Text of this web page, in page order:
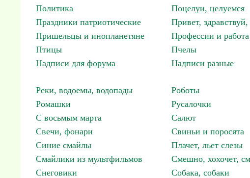
Политика
Поцелуи, целуемся
Праздники патриотические
Привет,
Пришельцы и инопланетяне
Профессии и работа
Птицы
Пчелы
Надписи для форума
Надписи разные
Реки, водоемы, водопады
Роботы
Ромашки
Русалочки
С восьмым марта
Салют
Свечи, фонари
Свиньи и поросята
Синие смайлы
Плачет, льет слезы
Смайлики из мультфильмов
Смешно, хохочет,
Снеговики
Собака, собаки